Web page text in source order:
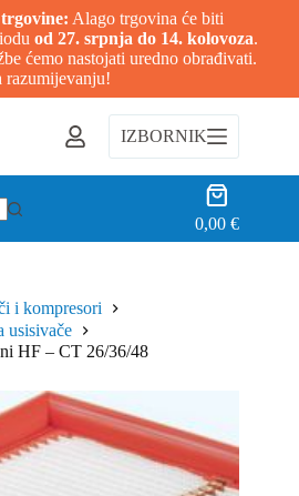
Alago trgovina će biti
od 27. srpnja do 14. kolovoza.
ćemo nastojati uredno obrađivati.
razumijevanju!
IZBORNIK
Košarica
0,00€
i kompresori
usisivače
HF – CT 26/36/48